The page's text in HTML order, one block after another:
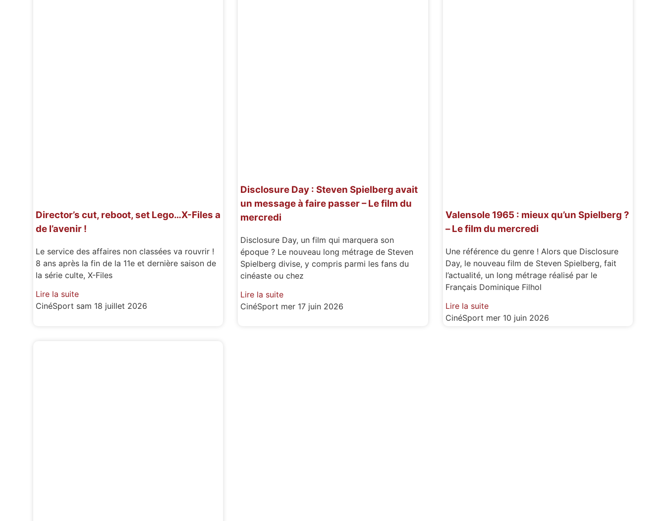
Director’s cut, reboot, set Lego…X-Files a
de l’avenir !
Le service des affaires non classées va rouvrir !
8 ans après la fin de la 11e et dernière saison de
la série culte, X-Files
Lire la suite
CinéSport sam 18 juillet 2026
Disclosure Day : Steven Spielberg avait
un message à faire passer – Le film du
mercredi
Disclosure Day, un film qui marquera son
époque ? Le nouveau long métrage de Steven
Spielberg divise, y compris parmi les fans du
cinéaste ou chez
Lire la suite
CinéSport mer 17 juin 2026
Valensole 1965 : mieux qu’un Spielberg ?
– Le film du mercredi
Une référence du genre ! Alors que Disclosure
Day, le nouveau film de Steven Spielberg, fait
l’actualité, un long métrage réalisé par le
Français Dominique Filhol
Lire la suite
CinéSport mer 10 juin 2026